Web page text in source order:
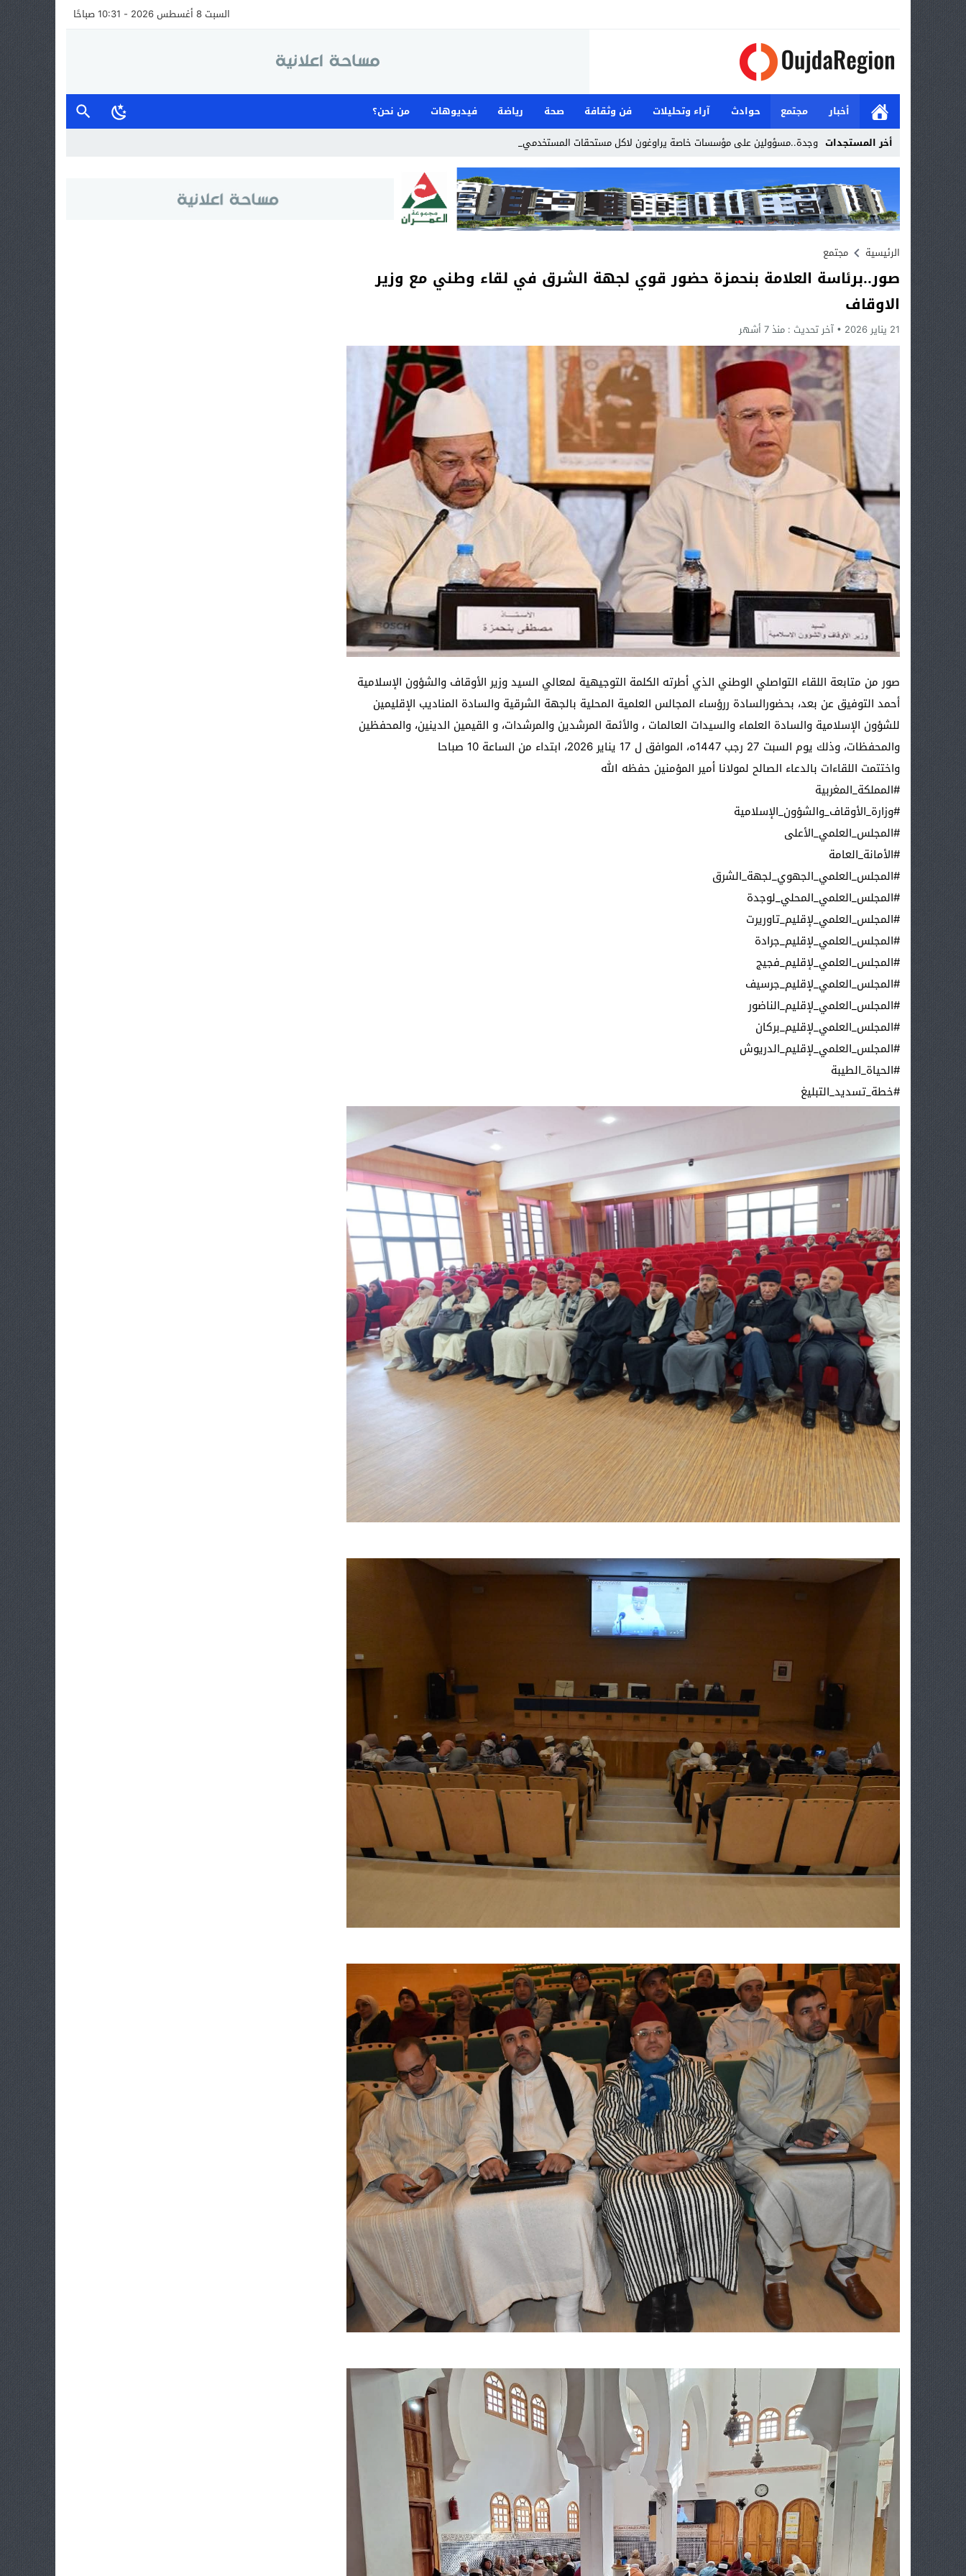
السبت 8 أغسطس 2026 - 10:31 صباحًا
أخبار مجتمع حوادث آراء وتحليلات فن وثقافة صحة رياضة فيديوهات
من نحن؟
أخر المستجدات وجدة..مسؤولين على مؤسسات خاصة يراوغون لاكل مستحقات المستخدمين
Stop
Previous
Next
الرئيسية
مجتمع
صور..برئاسة العلامة بنحمزة حضور قوي لجهة الشرق في لقاء وطني مع وزير
الاوقاف
21 يناير 2026 آخر تحديث : منذ 7 أشهر
صور من متابعة اللقاء التواصلي الوطني الذي أطرته الكلمة التوجيهية لمعالي السيد وزير الأوقاف والشؤون الإسلامية
أحمد التوفيق عن بعد، بحضورالسادة ررؤساء المجالس العلمية المحلية بالجهة الشرقية والسادة المناديب الإقليمين
للشؤون الإسلامية والسادة العلماء والسيدات العالمات ، والأئمة المرشدين والمرشدات، و القيمين الدينين، والمحفظين
والمحفظات، وذلك يوم السبت 27 رجب 1447ه، الموافق ل 17 يناير 2026، ابتداء من الساعة 10 صباحا
واختتمت اللقاءات بالدعاء الصالح لمولانا أمير المؤمنين حفظه الله
#المملكة_المغربية
#وزارة_الأوقاف_والشؤون_الإسلامية
#المجلس_العلمي_الأعلى
#الأمانة_العامة
#المجلس_العلمي_الجهوي_لجهة_الشرق
#المجلس_العلمي_المحلي_لوجدة
#المجلس_العلمي_لإقليم_تاوريرت
#المجلس_العلمي_لإقليم_جرادة
#المجلس_العلمي_لإقليم_فجيج
#المجلس_العلمي_لإقليم_جرسيف
#المجلس_العلمي_لإقليم_الناضور
#المجلس_العلمي_لإقليم_بركان
#المجلس_العلمي_لإقليم_الدريوش
#الحياة_الطيبة
#خطة_تسديد_التبليغ